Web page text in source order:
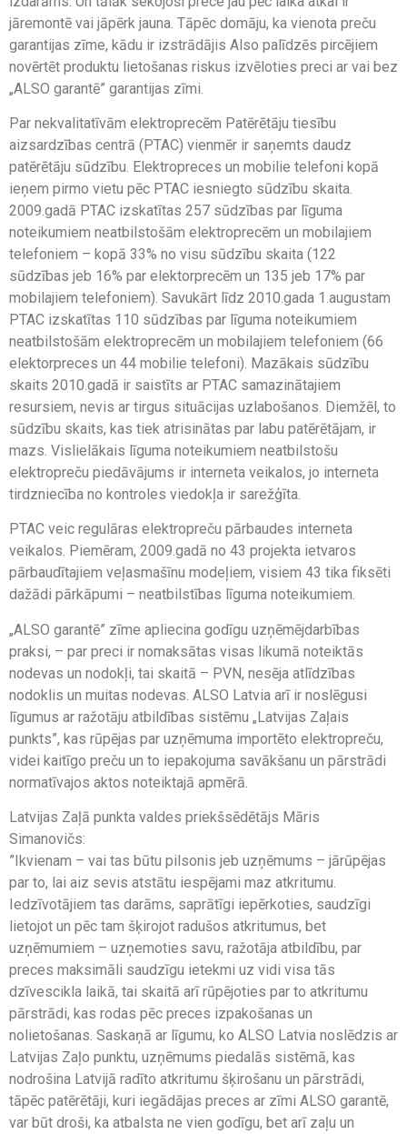
jāremontē vai jāpērk jauna. Tāpēc domāju, ka vienota preču
garantijas zīme, kādu ir izstrādājis Also palīdzēs pircējiem
novērtēt produktu lietošanas riskus izvēloties preci ar vai bez
„ALSO garantē” garantijas zīmi.
Par nekvalitatīvām elektroprecēm Patērētāju tiesību
aizsardzības centrā (PTAC) vienmēr ir saņemts daudz
patērētāju sūdzību. Elektropreces un mobilie telefoni kopā
ieņem pirmo vietu pēc PTAC iesniegto sūdzību skaita.
2009.gadā PTAC izskatītas 257 sūdzības par līguma
noteikumiem neatbilstošām elektroprecēm un mobilajiem
telefoniem – kopā 33% no visu sūdzību skaita (122
sūdzības jeb 16% par elektorprecēm un 135 jeb 17% par
mobilajiem telefoniem). Savukārt līdz 2010.gada 1.augustam
PTAC izskatītas 110 sūdzības par līguma noteikumiem
neatbilstošām elektroprecēm un mobilajiem telefoniem (66
elektorpreces un 44 mobilie telefoni). Mazākais sūdzību
skaits 2010.gadā ir saistīts ar PTAC samazinātajiem
resursiem, nevis ar tirgus situācijas uzlabošanos. Diemžēl, to
sūdzību skaits, kas tiek atrisinātas par labu patērētājam, ir
mazs. Vislielākais līguma noteikumiem neatbilstošu
elektropreču piedāvājums ir interneta veikalos, jo interneta
tirdzniecība no kontroles viedokļa ir sarežģīta.
PTAC veic regulāras elektropreču pārbaudes interneta
veikalos. Piemēram, 2009.gadā no 43 projekta ietvaros
pārbaudītajiem veļasmašīnu modeļiem, visiem 43 tika fiksēti
dažādi pārkāpumi – neatbilstības līguma noteikumiem.
„ALSO garantē” zīme apliecina godīgu uzņēmējdarbības
praksi, – par preci ir nomaksātas visas likumā noteiktās
nodevas un nodokļi, tai skaitā – PVN, nesēja atlīdzības
nodoklis un muitas nodevas. ALSO Latvia arī ir noslēgusi
līgumus ar ražotāju atbildības sistēmu „Latvijas Zaļais
punkts”, kas rūpējas par uzņēmuma importēto elektropreču,
videi kaitīgo preču un to iepakojuma savākšanu un pārstrādi
normatīvajos aktos noteiktajā apmērā.
Latvijas Zaļā punkta valdes priekšsēdētājs Māris
Simanovičs:
”Ikvienam – vai tas būtu pilsonis jeb uzņēmums – jārūpējas
par to, lai aiz sevis atstātu iespējami maz atkritumu.
Iedzīvotājiem tas darāms, saprātīgi iepērkoties, saudzīgi
lietojot un pēc tam šķirojot radušos atkritumus, bet
uzņēmumiem – uzņemoties savu, ražotāja atbildību, par
preces maksimāli saudzīgu ietekmi uz vidi visa tās
dzīvescikla laikā, tai skaitā arī rūpējoties par to atkritumu
pārstrādi, kas rodas pēc preces izpakošanas un
nolietošanas. Saskaņā ar līgumu, ko ALSO Latvia noslēdzis ar
Latvijas Zaļo punktu, uzņēmums piedalās sistēmā, kas
nodrošina Latvijā radīto atkritumu šķirošanu un pārstrādi,
tāpēc patērētāji, kuri iegādājas preces ar zīmi ALSO garantē,
var būt droši, ka atbalsta ne vien godīgu, bet arī zaļu un